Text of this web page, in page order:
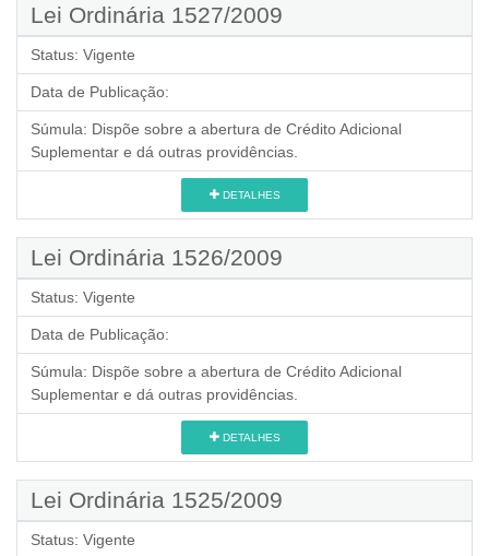
Lei Ordinária 1527/2009
Status: Vigente
Data de Publicação:
Súmula: Dispõe sobre a abertura de Crédito Adicional
Suplementar e dá outras providências.
DETALHES
Lei Ordinária 1526/2009
Status: Vigente
Data de Publicação:
Súmula: Dispõe sobre a abertura de Crédito Adicional
Suplementar e dá outras providências.
DETALHES
Lei Ordinária 1525/2009
Status: Vigente